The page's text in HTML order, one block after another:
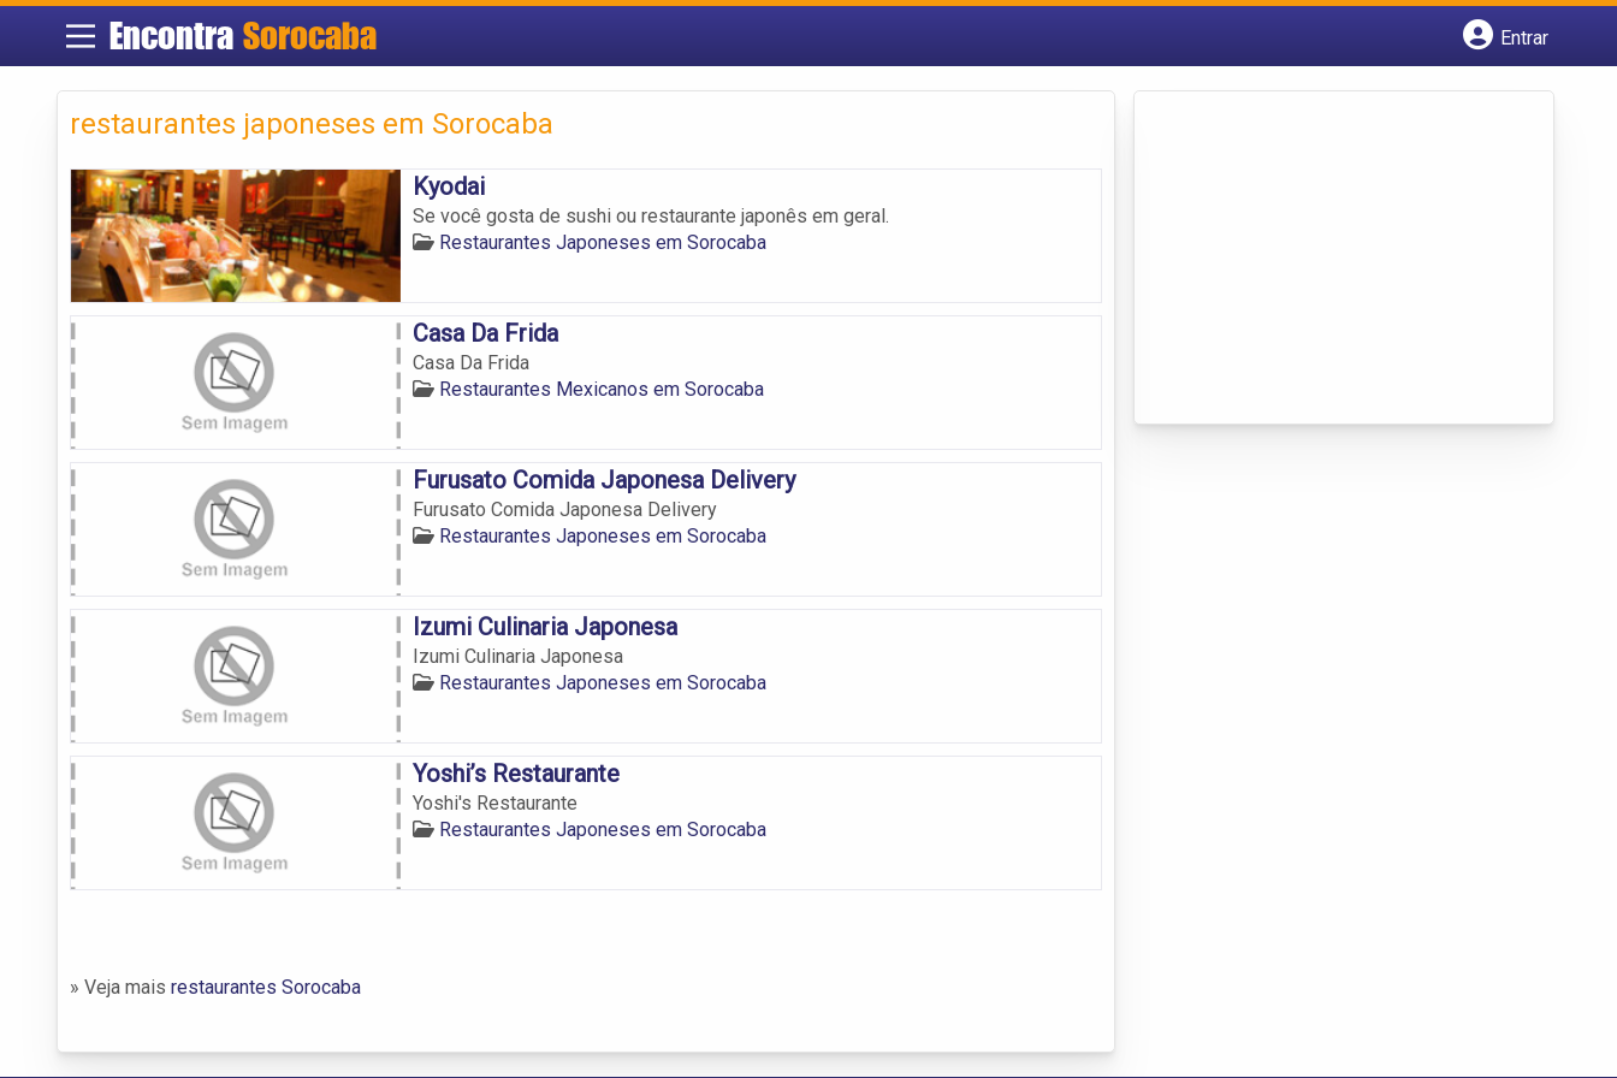
Encontra Sorocaba
Entrar
restaurantes japoneses em Sorocaba
Kyodai
Se você gosta de sushi ou restaurante japonês em geral.
Restaurantes Japoneses em Sorocaba
Casa Da Frida
Casa Da Frida
Restaurantes Mexicanos em Sorocaba
Furusato Comida Japonesa Delivery
Furusato Comida Japonesa Delivery
Restaurantes Japoneses em Sorocaba
Izumi Culinaria Japonesa
Izumi Culinaria Japonesa
Restaurantes Japoneses em Sorocaba
Yoshi’s Restaurante
Yoshi's Restaurante
Restaurantes Japoneses em Sorocaba
» Veja mais restaurantes Sorocaba